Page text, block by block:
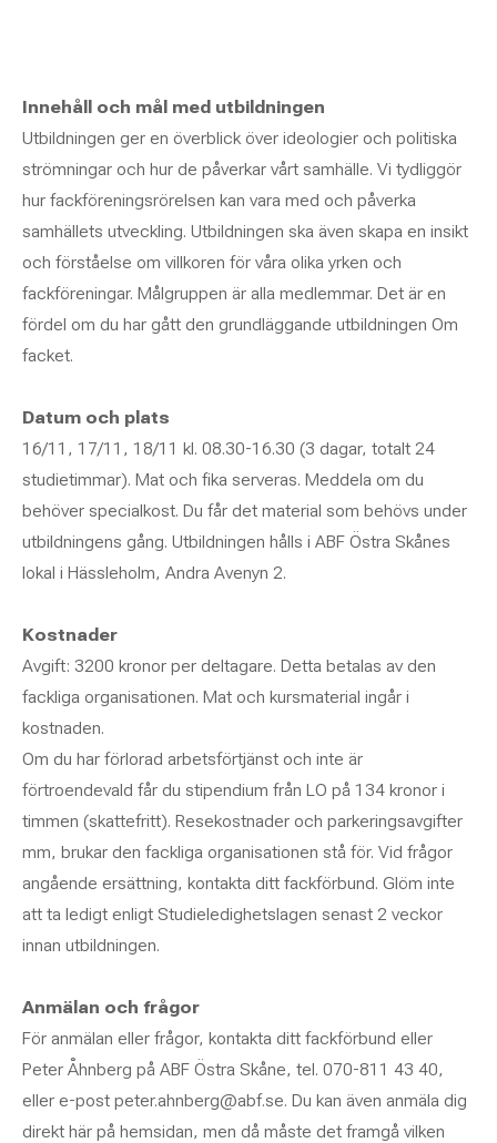
Innehåll och mål med utbildningen
Utbildningen ger en överblick över ideologier och politiska
strömningar och hur de påverkar vårt samhälle. Vi tydliggör
hur fackföreningsrörelsen kan vara med och påverka
samhällets utveckling. Utbildningen ska även skapa en insikt
och förståelse om villkoren för våra olika yrken och
fackföreningar. Målgruppen är alla medlemmar. Det är en
fördel om du har gått den grundläggande utbildningen Om
facket.
Datum och plats
16/11, 17/11, 18/11 kl. 08.30-16.30 (3 dagar, totalt 24
studietimmar). Mat och fika serveras. Meddela om du
behöver specialkost. Du får det material som behövs under
utbildningens gång. Utbildningen hålls i ABF Östra Skånes
lokal i Hässleholm, Andra Avenyn 2.
Kostnader
Avgift: 3200 kronor per deltagare. Detta betalas av den
fackliga organisationen. Mat och kursmaterial ingår i
kostnaden.
Om du har förlorad arbetsförtjänst och inte är
förtroendevald får du stipendium från LO på 134 kronor i
timmen (skattefritt). Resekostnader och parkeringsavgifter
mm, brukar den fackliga organisationen stå för. Vid frågor
angående ersättning, kontakta ditt fackförbund. Glöm inte
att ta ledigt enligt Studieledighetslagen senast 2 veckor
innan utbildningen.
Anmälan och frågor
För anmälan eller frågor, kontakta ditt fackförbund eller
Peter Åhnberg på ABF Östra Skåne, tel. 070-811 43 40,
eller e-post peter.ahnberg@abf.se. Du kan även anmäla dig
direkt här på hemsidan, men då måste det framgå vilken